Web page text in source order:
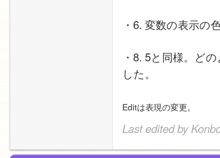
・6. 変数の表示の
・8. 5と同様。ど
した。
Editは表現の変更。
Last edited by